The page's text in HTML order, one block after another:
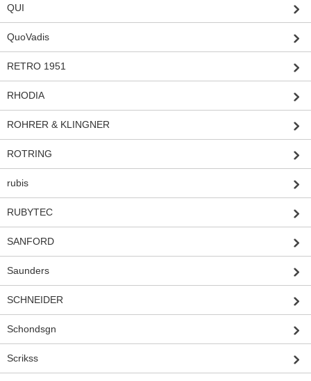
QUI
QuoVadis
RETRO 1951
RHODIA
ROHRER & KLINGNER
ROTRING
rubis
RUBYTEC
SANFORD
Saunders
SCHNEIDER
Schondsgn
Scrikss